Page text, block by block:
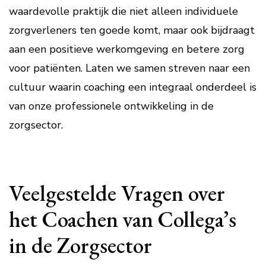
waardevolle praktijk die niet alleen individuele
zorgverleners ten goede komt, maar ook bijdraagt
aan een positieve werkomgeving en betere zorg
voor patiënten. Laten we samen streven naar een
cultuur waarin coaching een integraal onderdeel is
van onze professionele ontwikkeling in de
zorgsector.
Veelgestelde Vragen over
het Coachen van Collega’s
in de Zorgsector